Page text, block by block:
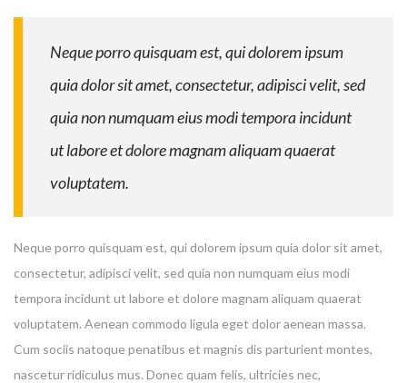
Neque porro quisquam est, qui dolorem ipsum
quia dolor sit amet, consectetur, adipisci velit, sed
quia non numquam eius modi tempora incidunt
ut labore et dolore magnam aliquam quaerat
voluptatem.
Neque porro quisquam est, qui dolorem ipsum quia dolor sit amet,
consectetur, adipisci velit, sed quia non numquam eius modi
tempora incidunt ut labore et dolore magnam aliquam quaerat
voluptatem. Aenean commodo ligula eget dolor aenean massa.
Cum sociis natoque penatibus et magnis dis parturient montes,
nascetur ridiculus mus. Donec quam felis, ultricies nec,